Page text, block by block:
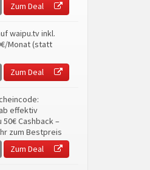
Zum Deal
waipu.tv inkl.
Monat (statt
Zum Deal
effektiv
Cashback –
zum Bestpreis
Zum Deal